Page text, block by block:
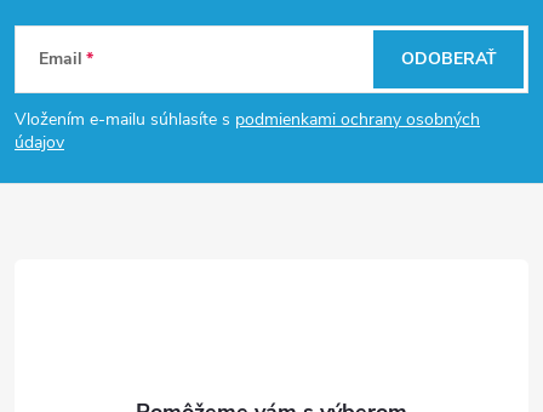
Z
á
p
Email
Vložením e-mailu súhlasíte s podmienkami ochrany osobných
údajov
ODOBERAŤ